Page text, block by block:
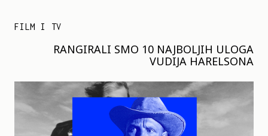
FILM I TV
RANGIRALI SMO 10 NAJBOLJIH ULOGA
VUDIJA HARELSONA